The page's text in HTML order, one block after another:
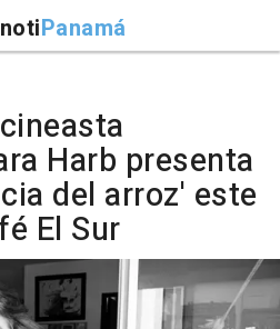
notiPanamá
Harb presenta
del arroz' este
El Sur